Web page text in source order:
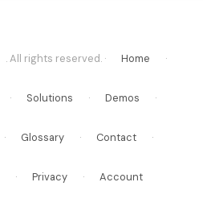
. All rights reserved. · Home ·
· Solutions · Demos ·
· Glossary · Contact ·
· Privacy · Account